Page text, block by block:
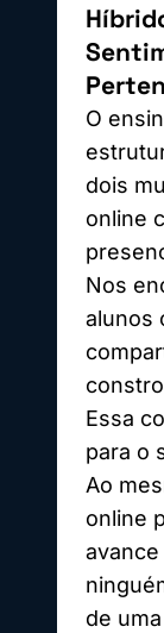
O
dois
online
Nos
alunos
Essa
para o
Ao
online
de